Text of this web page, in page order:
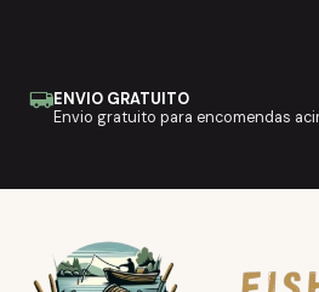
ENVIO GRATUITO
Envio gratuito para encomendas